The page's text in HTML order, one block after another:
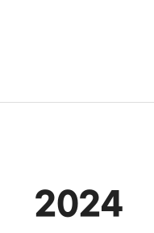
2024